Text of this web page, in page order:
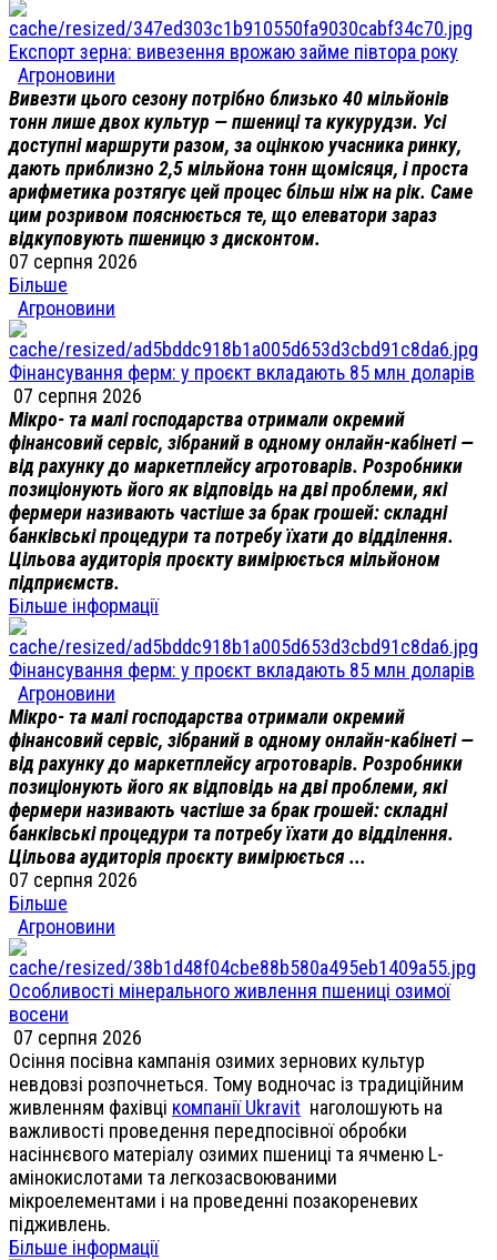
Експорт зерна: вивезення врожаю займе півтора року
Агроновини
Вивезти цього сезону потрібно близько 40 мільйонів
тонн лише двох культур — пшениці та кукурудзи. Усі
доступні маршрути разом, за оцінкою учасника ринку,
дають приблизно 2,5 мільйона тонн щомісяця, і проста
арифметика розтягує цей процес більш ніж на рік. Саме
цим розривом пояснюється те, що елеватори зараз
відкуповують пшеницю з дисконтом.
07 серпня 2026
Більше
Агроновини
Фінансування ферм: у проєкт вкладають 85 млн доларів
07 серпня 2026
Мікро- та малі господарства отримали окремий
фінансовий сервіс, зібраний в одному онлайн-кабінеті —
від рахунку до маркетплейсу агротоварів. Розробники
позиціонують його як відповідь на дві проблеми, які
фермери називають частіше за брак грошей: складні
банківські процедури та потребу їхати до відділення.
Цільова аудиторія проєкту вимірюється мільйоном
підприємств.
Більше інформації
Фінансування ферм: у проєкт вкладають 85 млн доларів
Агроновини
Мікро- та малі господарства отримали окремий
фінансовий сервіс, зібраний в одному онлайн-кабінеті —
від рахунку до маркетплейсу агротоварів. Розробники
позиціонують його як відповідь на дві проблеми, які
фермери називають частіше за брак грошей: складні
банківські процедури та потребу їхати до відділення.
Цільова аудиторія проєкту вимірюється ...
07 серпня 2026
Більше
Агроновини
Особливості мінерального живлення пшениці озимої
восени
07 серпня 2026
Осіння посівна кампанія озимих зернових культур
невдовзі розпочнеться. Тому водночас із традиційним
живленням фахівці компанії Ukravit наголошують на
важливості проведення передпосівної обробки
насіннєвого матеріалу озимих пшениці та ячменю L-
амінокислотами та легкозасвоюваними
мікроелементами і на проведенні позакореневих
підживлень.
Більше інформації